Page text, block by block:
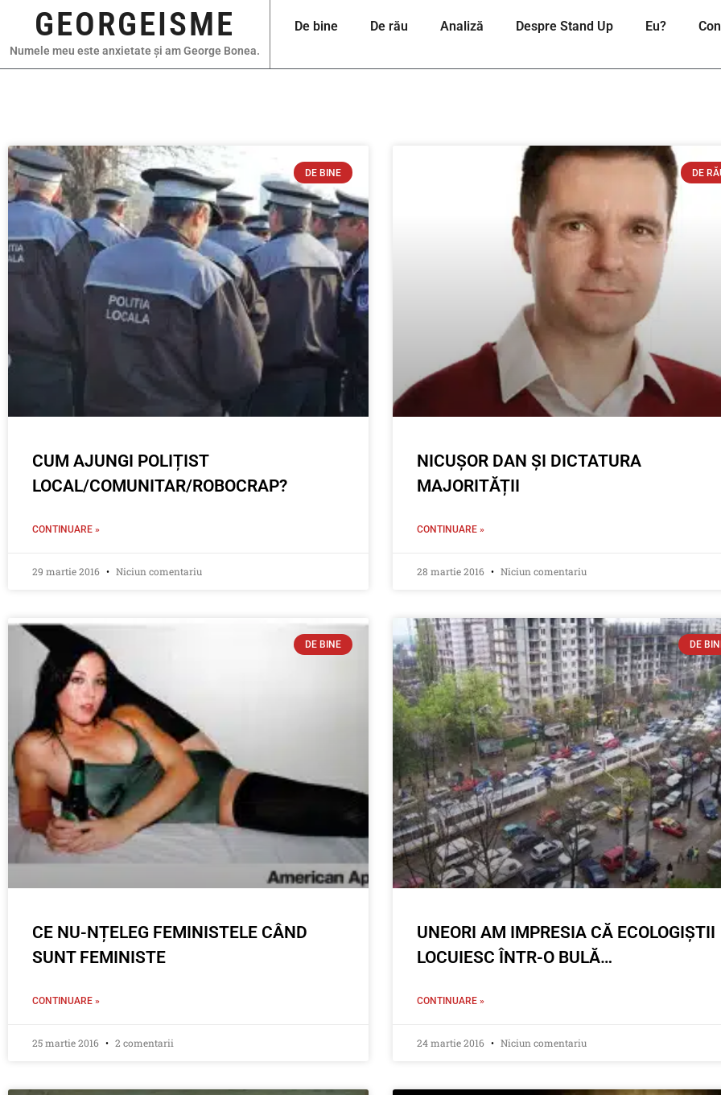
GEORGEISME
Numele meu este anxietate și am George Bonea.
De bine De rău Analiză Despre Stand Up Eu?
DE BINE
CUM AJUNGI POLIȚIST
LOCAL/COMUNITAR/ROBOCRAP?
CONTINUARE »
29 martie 2016 Niciun comentariu
DE
NICUȘOR DAN ȘI DICTATURA
MAJORITĂȚII
CONTINUARE »
28 martie 2016 Niciun comentariu
DE BINE
CE NU-NȚELEG FEMINISTELE CÂND
SUNT FEMINISTE
CONTINUARE »
25 martie 2016 2 comentarii
DE
UNEORI AM IMPRESIA CĂ ECOLOGIȘTII
LOCUIESC ÎNTR-O BULĂ…
CONTINUARE »
24 martie 2016 Niciun comentariu